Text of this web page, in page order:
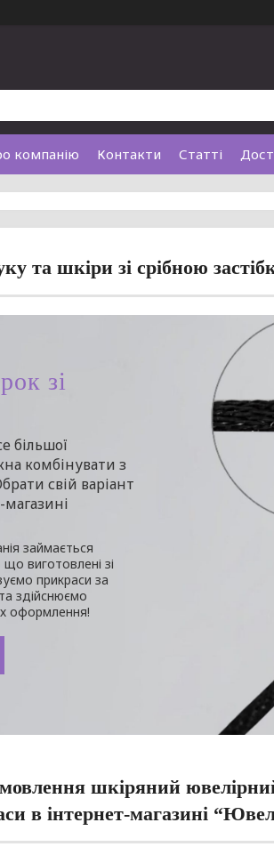
компанію Контакти Статті
та шкіри зі срібною
зі
більшої
комбінувати з
свій варіант
займається
виготовлені зі
прикраси за
здійснюємо
оформлення!
шкіряний
в інтернет-магазині